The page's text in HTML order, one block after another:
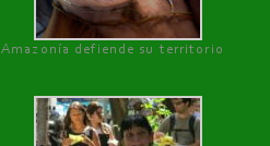
Amazonía defiende su territorio